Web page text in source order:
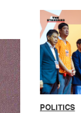
POLITICS